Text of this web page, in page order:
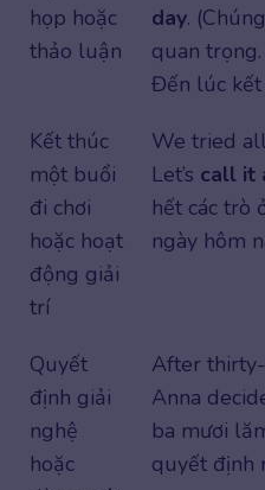
họp hoặc
thảo luận
day.
quan
Đến lúc kết
Kết thúc
một buổi
đi chơi
hoặc hoạt
động giải
trí
We tried
Let’s call it
hết các trò
ngày hôm
Quyết
định giải
nghệ
hoặc
After
Anna
ba mươi
quyết định